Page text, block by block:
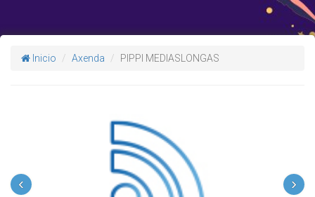
Inicio Axenda PIPPI MEDIASLONGAS
‹ ›